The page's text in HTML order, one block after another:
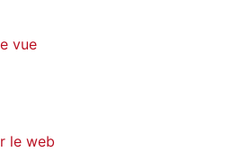
vue
le web